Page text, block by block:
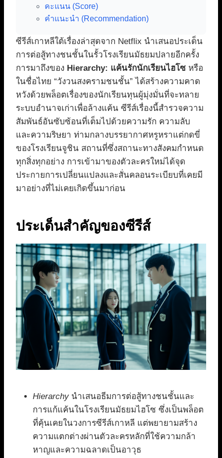
คะแนน (Score)
คำแนะนำ (Recommendation)
ซีรีส์เกาหลีใต้เรื่องล่าสุดจาก Netflix นำเสนอประเด็น
การต่อสู้ทางชนชั้นในรั้วโรงเรียนมัธยมปลายอีกครั้ง
การมาถึงของ Hierarchy: แค้นรักนักเรียนไฮโซ หรือ
ในชื่อไทย “วังวนสงครามชนชั้น” ได้สร้างความคาด
หวังด้วยพล็อตเรื่องของนักเรียนทุนผู้มุ่งมั่นที่จะทลาย
ระบบอำนาจเก่าเพื่อล้างแค้น ซีรีส์เรื่องนี้สำรวจความ
สัมพันธ์อันซับซ้อนที่เต็มไปด้วยความรัก ความลับ
และความริษยา ท่ามกลางบรรยากาศหรูหราแต่กดขี่
ของโรงเรียนจูชิน สถานที่ซึ่งสถานะทางสังคมกำหนด
ทุกสิ่งทุกอย่าง การเข้ามาของตัวละครใหม่ได้จุด
ประกายการเปลี่ยนแปลงและสั่นคลอนระเบียบที่เคยมี
มาอย่างที่ไม่เคยเกิดขึ้นมาก่อน
ประเด็นสำคัญของซีรีส์
Hierarchy นำเสนอธีมการต่อสู้ทางชนชั้นและ
การแก้แค้นในโรงเรียนมัธยมไฮโซ ซึ่งเป็นพล็อต
ที่คุ้นเคยในวงการซีรีส์เกาหลี แต่พยายามสร้าง
ความแตกต่างผ่านตัวละครหลักที่ใช้ความกล้า
หาญและความฉลาดเป็นอาวุธ